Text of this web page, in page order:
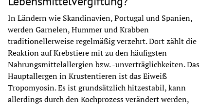
In Ländern wie Skandinavien, Portugal und Spanien,
werden Garnelen, Hummer und Krabben
traditionellerweise regelmäßig verzehrt. Dort zählt die
Reaktion auf Krebstiere mit zu den häufigsten
Nahrungsmittelallergien bzw. -unverträglichkeiten. Das
Hauptallergen in Krustentieren ist das Eiweiß
Tropomyosin. Es ist grundsätzlich hitzestabil, kann
allerdings durch den Kochprozess verändert werden,